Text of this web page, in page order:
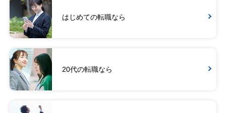
はじめての転職なら
20代の転職なら